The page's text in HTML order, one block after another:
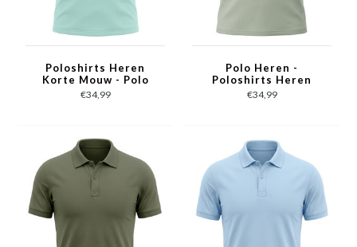
Poloshirts Heren
Korte Mouw - Polo
Heren - Herenpolo -
Slim Fit - A150-27 -
€34,99
Polo Heren -
Poloshirts Heren
Korte Mouw -
Herenpolo - Slim Fit -
€34,99